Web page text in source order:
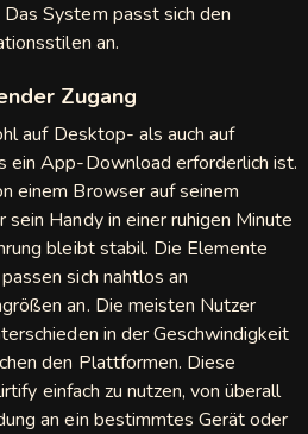
System passt sich den
an.
Zugang
auf Desktop- als auch auf
ein App-Download erforderlich ist.
einem Browser auf seinem
Handy in einer ruhigen Minute
bleibt stabil. Die Elemente
sich nahtlos an
an. Die meisten Nutzer
in der Geschwindigkeit
den Plattformen. Diese
einfach zu nutzen, von überall
an ein bestimmtes Gerät oder